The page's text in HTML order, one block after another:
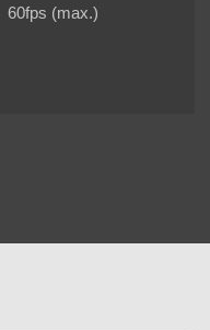
60fps (max.)